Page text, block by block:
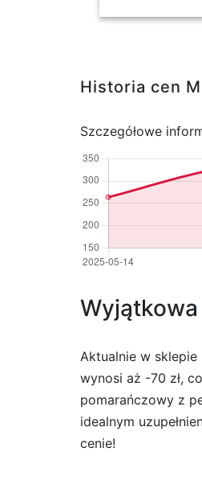
Historia cen
Szczegółowe
Wyjątkowa
Aktualnie w sklepie
wynosi aż -70 zł,
pomarańczowy z
idealnym
cenie!